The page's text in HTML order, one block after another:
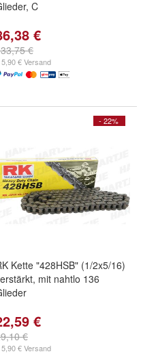
C
€
€
5,90 € Versand
- 22%
Kette "428HSB" (1/2x5/16)
mit nahtlo 136
€
€
5,90 € Versand